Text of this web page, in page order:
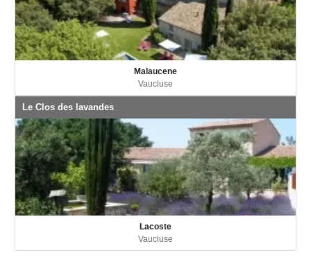
Malaucene
Vaucluse
Le Clos des lavandes
Lacoste
Vaucluse